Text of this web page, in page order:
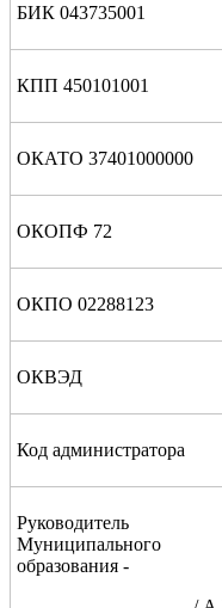
БИК 043735001
КПП 450101001
ОКАТО 37401000000
ОКОПФ 72
ОКПО 02288123
ОКВЭД
Код администратора
Руководитель
Муниципального
образования -